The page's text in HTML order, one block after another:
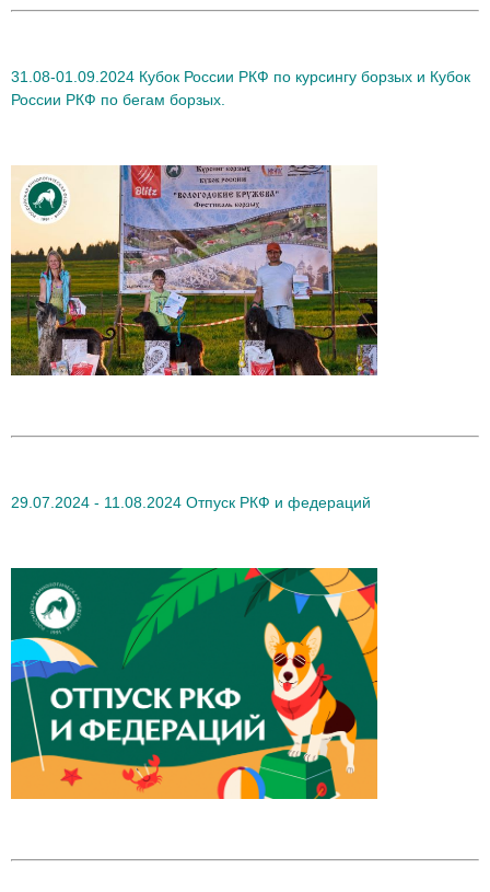
31.08-01.09.2024 Кубок России РКФ по курсингу борзых и Кубок
России РКФ по бегам борзых.
29.07.2024 - 11.08.2024 Отпуск РКФ и федераций